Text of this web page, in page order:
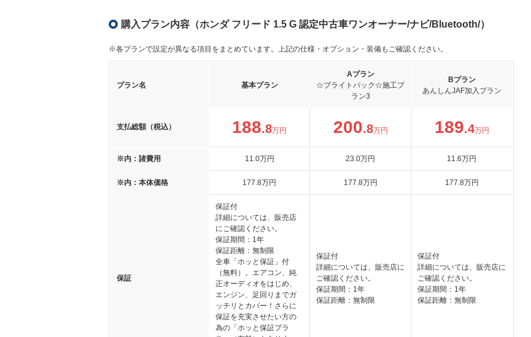
購入プラン内容（ホンダ フリード 1.5 G 認定中古車ワンオーナー/ナビ/Bluetooth/）
※各プランで設定が異なる項目をまとめています。上記の仕様・オプション・装備もご確認ください。
プラン名 基本プラン
Aプラン
☆ブライトパック☆施工プ
ラン3
Bプラン
あんしんJAF加入プラン
支払総額（税込） 188.8万円 200.8万円 189.4万円
※内：諸費用 11.0万円 23.0万円 11.6万円
※内：本体価格 177.8万円 177.8万円 177.8万円
保証
保証付
詳細については、販売店
にご確認ください。
保証期間：1年
保証距離：無制限
全車「ホッと保証」付
（無料）。エアコン、純
正オーディオをはじめ、
エンジン、足回りまでガ
ッチリとカバー！さらに
保証を充実させたい方の
為の「ホッと保証プラ
保証付
詳細については、販売店に
ご確認ください。
保証期間：1年
保証距離：無制限
保証付
詳細については、販売店に
ご確認ください。
保証期間：1年
保証距離：無制限